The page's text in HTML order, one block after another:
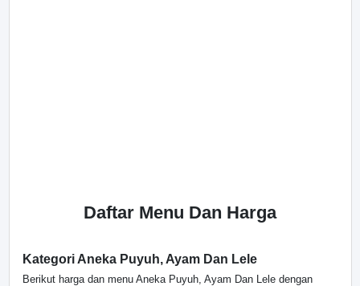
Daftar Menu Dan Harga
Kategori Aneka Puyuh, Ayam Dan Lele
Berikut harga dan menu Aneka Puyuh, Ayam Dan Lele dengan